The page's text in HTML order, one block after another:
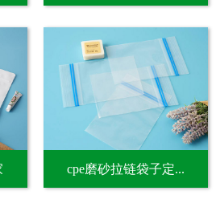
cpe磨砂拉链袋子定...